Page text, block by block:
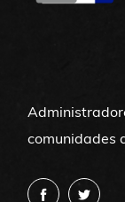
comunidades